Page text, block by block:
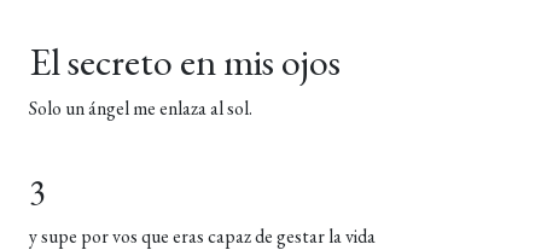
El secreto en mis ojos
Solo un ángel me enlaza al sol.
3
y supe por vos que eras capaz de gestar la vida